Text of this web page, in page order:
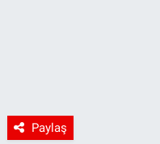
Paylaş